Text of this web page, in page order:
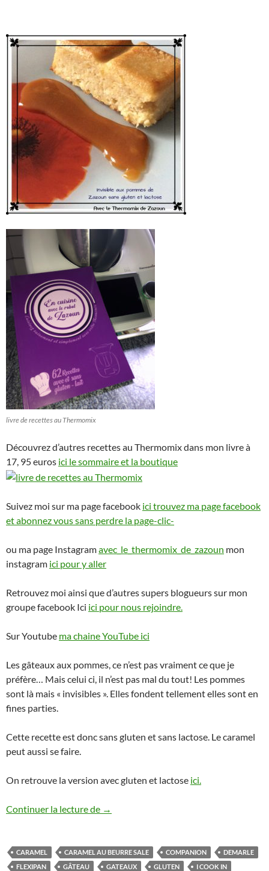
livre de recettes au Thermomix
Découvrez d’autres recettes au Thermomix dans mon livre à
17, 95 euros ici le sommaire et la boutique
Suivez moi sur ma page facebook ici trouvez ma page facebook
et abonnez vous sans perdre la page-clic-
ou ma page Instagramavec_le_thermomix_de_zazoun mon
instagram ici pour y aller
Retrouvez moi ainsi que d’autres supers blogueurs sur mon
groupe facebook Ici ici pour nous rejoindre.
Sur Youtube ma chaine YouTube ici
Les gâteaux aux pommes, ce n’est pas vraiment ce que je
préfère… Mais celui ci, il n’est pas mal du tout! Les pommes
sont là mais « invisibles ». Elles fondent tellement elles sont en
fines parties.
Cette recette est donc sans gluten et sans lactose. Le caramel
peut aussi se faire.
On retrouve la version avec gluten et lactose ici.
Continuer la lecture de Gateau Invisible aux pommes de
→
CARAMEL CARAMEL AU BEURRE SALE COMPANION
DEMARLE
FLEXIPAN
GÂTEAU GATEAUX GLUTEN I COOK IN